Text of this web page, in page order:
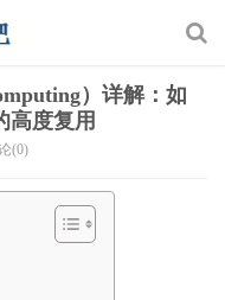
）详解：如
高度复用
(0)